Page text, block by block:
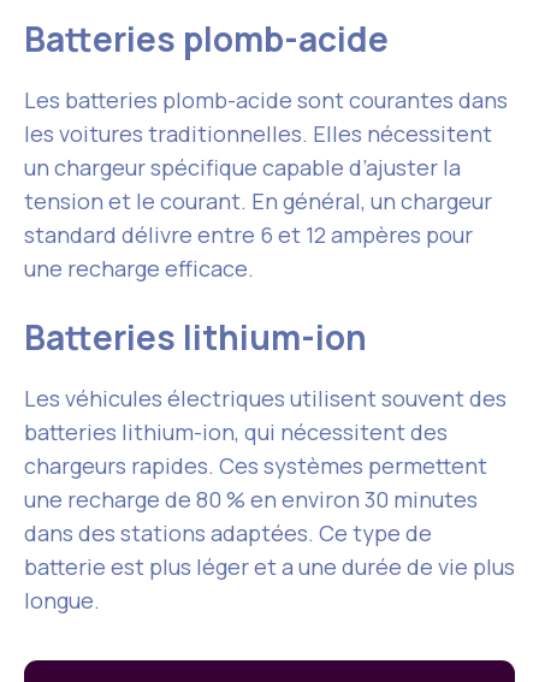
Batteries plomb-acide
Les batteries plomb-acide sont courantes dans
les voitures traditionnelles. Elles nécessitent
un chargeur spécifique capable d’ajuster la
tension et le courant. En général, un chargeur
standard délivre entre 6 et 12 ampères pour
une recharge efficace.
Batteries lithium-ion
Les véhicules électriques utilisent souvent des
batteries lithium-ion, qui nécessitent des
chargeurs rapides. Ces systèmes permettent
une recharge de 80 % en environ 30 minutes
dans des stations adaptées. Ce type de
batterie est plus léger et a une durée de vie plus
longue.